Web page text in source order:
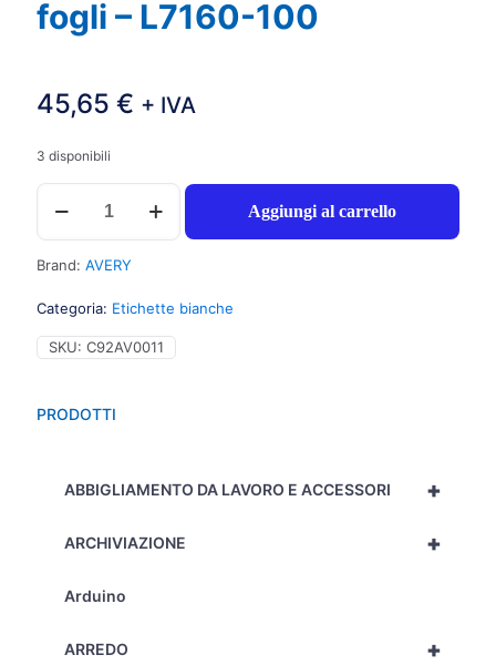
PRODOTTI
+
ABBIGLIAMENTO DA LAVORO E ACCESSORI
+
ARCHIVIAZIONE
Arduino
+
ARREDO
fogli – L7160-100
45,65 € + IVA
3 disponibili
Avery
Ultragrip
-
2.100
etichette
bianche
permanenti
(63,5mmx38,1mm),
per
L7160-
quantità
Aggiungi al carrello
Brand: AVERY
Categoria: Etichette bianche
SKU: C92AV0011